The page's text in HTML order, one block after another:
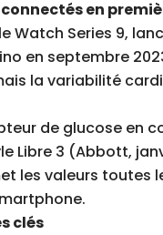
en
Watch Series 9,
en septembre
la variabilité
de glucose en
Libre 3 (Abbott,
les valeurs toutes
clés